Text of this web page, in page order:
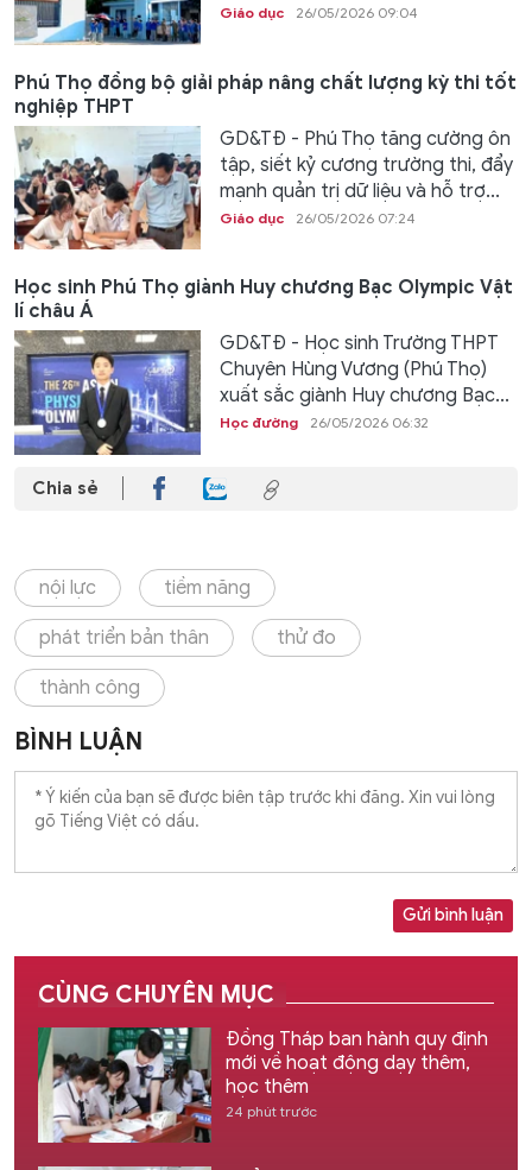
Giáo dục 26/05/2026 09:04
Phú Thọ đồng bộ giải pháp nâng chất lượng kỳ thi tốt
nghiệp THPT
GD&TĐ - Phú Thọ tăng cường ôn
tập, siết kỷ cương trường thi, đẩy
mạnh quản trị dữ liệu và hỗ trợ...
Giáo dục 26/05/2026 07:24
Học sinh Phú Thọ giành Huy chương Bạc Olympic Vật
lí châu Á
GD&TĐ - Học sinh Trường THPT
Chuyên Hùng Vương (Phú Thọ)
xuất sắc giành Huy chương Bạc...
Học đường 26/05/2026 06:32
Chia sẻ
nội lực tiềm năng
phát triển bản thân thử đo
thành công
BÌNH LUẬN
Gửi bình luận
CÙNG CHUYÊN MỤC
Đồng Tháp ban hành quy định
mới về hoạt động dạy thêm,
học thêm
24 phút trước